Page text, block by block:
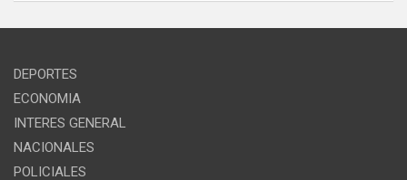
DEPORTES
ECONOMIA
INTERES GENERAL
NACIONALES
POLICIALES